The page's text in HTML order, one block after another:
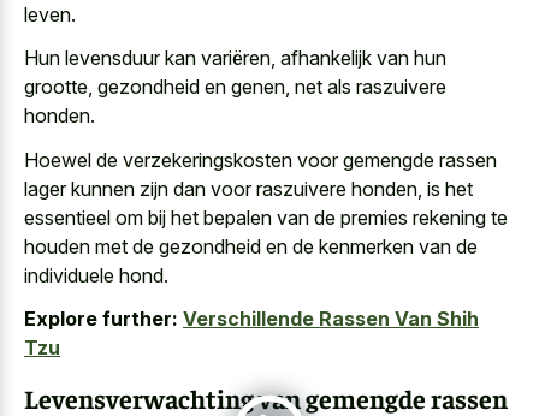
leven.
Hun levensduur kan variëren, afhankelijk van hun
grootte, gezondheid en genen, net als raszuivere
honden.
Hoewel de verzekeringskosten voor gemengde rassen
lager kunnen zijn dan voor raszuivere honden, is het
essentieel om bij het bepalen van de premies rekening te
houden met de gezondheid en de kenmerken van de
individuele hond.
Explore further: Verschillende Rassen Van Shih
Tzu
Levensverwachting van gemengde rassen